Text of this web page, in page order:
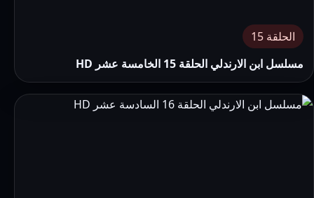
الحلقة 15
مسلسل ابن الارندلي الحلقة 15 الخامسة عشر HD